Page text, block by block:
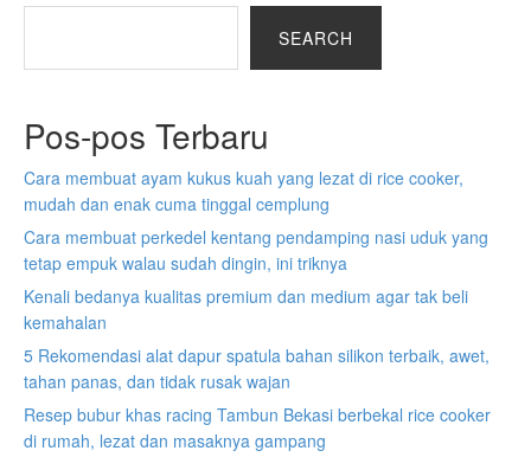
SEARCH
Pos-pos Terbaru
Cara membuat ayam kukus kuah yang lezat di rice cooker,
mudah dan enak cuma tinggal cemplung
Cara membuat perkedel kentang pendamping nasi uduk yang
tetap empuk walau sudah dingin, ini triknya
Kenali bedanya kualitas premium dan medium agar tak beli
kemahalan
5 Rekomendasi alat dapur spatula bahan silikon terbaik, awet,
tahan panas, dan tidak rusak wajan
Resep bubur khas racing Tambun Bekasi berbekal rice cooker
di rumah, lezat dan masaknya gampang